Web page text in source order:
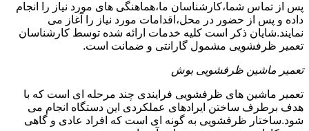
پس از تماس شما،کارشناسان ما،هماهنگی های مورد نیاز را انجام
داده و پس از حضور در محل،اقدامات مورد نیاز را آغاز می
نمایند.شایان ذکر است کلیه خدمات ارائه شده توسط کارشناسان
تعمیر ظرفشویی مشمول گارانتی و ضمانت است.
تعمیر ماشین ظرفشویی بوش
تعمیر ماشین های ظرفشویی فرایندی چند مرحله ای است که با
هدف برطرف ساختن ایرادهای عملکردی این دستگاه انجام می
شود.ساختار ظرفشویی به گونه ای است که افراد عادی و گاهی